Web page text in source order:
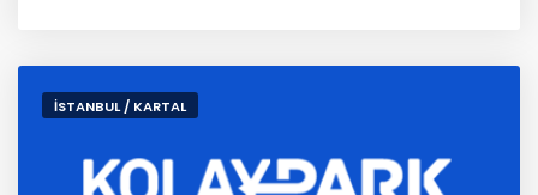
İSTANBUL / KARTAL